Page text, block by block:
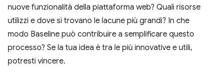
nuove funzionalità della piattaforma web? Quali risorse
utilizzi e dove si trovano le lacune più grandi? In che
modo Baseline può contribuire a semplificare questo
processo? Se la tua idea è tra le più innovative e utili,
potresti vincere.